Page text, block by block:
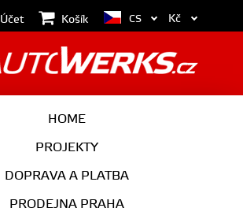
Účet Košík
HOME
PROJEKTY
DOPRAVA A PLATBA
PRODEJNA PRAHA
CS Kč
PODVOZEK